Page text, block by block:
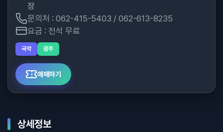
장
문의처 : 062-415-5403 / 062-613-8235
요금 : 전석 무료
국악 광주
예매하기
상세정보